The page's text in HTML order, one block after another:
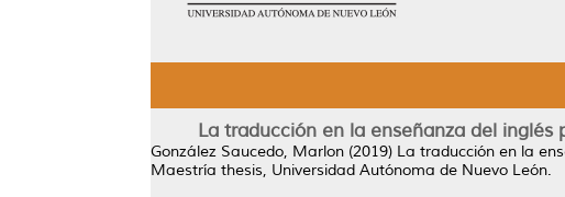
La traducción en la enseñanza del
González Saucedo, Marlon (2019) La traducción en la
Maestría thesis, Universidad Autónoma de Nuevo León.